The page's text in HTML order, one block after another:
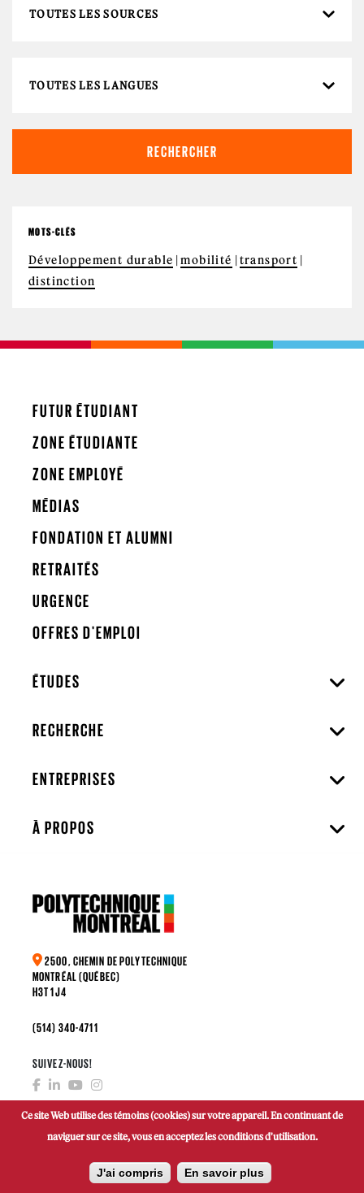
MOTS-CLÉS
Développement durable mobilité
transport
distinction
FUTUR ÉTUDIANT
ZONE ÉTUDIANTE
ZONE EMPLOYÉ
MÉDIAS
FONDATION ET ALUMNI
RETRAITÉS
URGENCE
OFFRES D'EMPLOI
ÉTUDES
RECHERCHE
ENTREPRISES
À PROPOS
2500, CHEMIN DE POLYTECHNIQUE
MONTRÉAL (QUÉBEC)
H3T 1J4
(514) 340-4711
SUIVEZ-NOUS!
FAIRE UN DON
Ce site Web utilise des témoins (cookies) sur votre appareil. En continuant de
naviguer sur ce site, vous en acceptez les conditions d'utilisation.
J'ai compris En savoir plus